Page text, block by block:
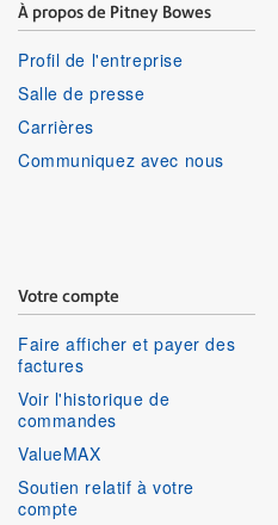
À propos de Pitney Bowes
Profil de l'entreprise
Salle de presse
Carrières
Communiquez avec nous
Votre compte
Faire afficher et payer des
factures
Voir l'historique de
commandes
ValueMAX
Soutien relatif à votre
compte